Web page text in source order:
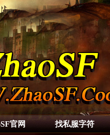
官网 找私服字符